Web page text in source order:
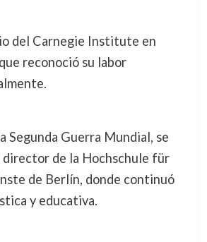
del Carnegie Institute en
reconoció su labor
Segunda Guerra Mundial, se
de la Hochschule für
de Berlín, donde continuó
y educativa.